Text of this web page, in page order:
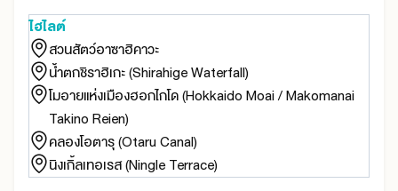
ไฮไลต์
สวนสัตว์อาซาฮิคาวะ
น้ำตกชิราฮิเกะ (Shirahige Waterfall)
โมอายแห่งเมืองฮอกไกโด (Hokkaido Moai / Makomanai
Takino Reien)
คลองโอตารุ (Otaru Canal)
นิงเกิ้ลเทอเรส (Ningle Terrace)